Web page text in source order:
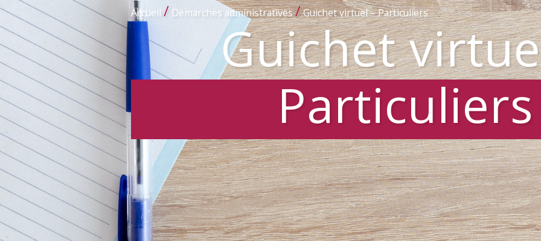
Accueil / Démarches administratives/Guichet virtuel – Particuliers
Guichet
Particuliers